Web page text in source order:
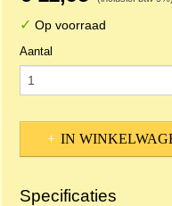
✓ Op voorraad
Aantal
IN
Specificaties